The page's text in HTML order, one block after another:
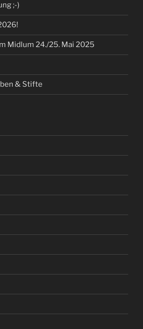
;-)
Midlum 24./25. Mai 2025
& Stifte